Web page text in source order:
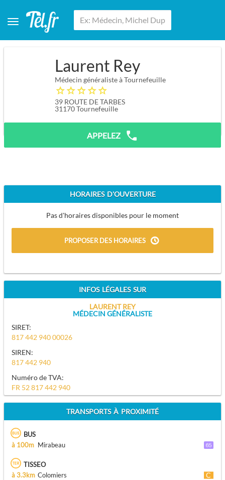
Laurent Rey
Médecin généraliste à Tournefeuille
39 ROUTE DE TARBES
31170Tournefeuille
APPELEZ
HORAIRES D'OUVERTURE
Pas d'horaires disponibles pour le moment
PROPOSER DES HORAIRES
INFOS LÉGALES SUR
LAURENT REY
MÉDECIN GÉNÉRALISTE
SIRET:
817 442 940 00026
SIREN:
817 442 940
Numéro de TVA:
FR 52 817 442 940
TRANSPORTS À PROXIMITÉ
BUS
à 100m Mirabeau
TISSEO
à 3.3km Colomiers